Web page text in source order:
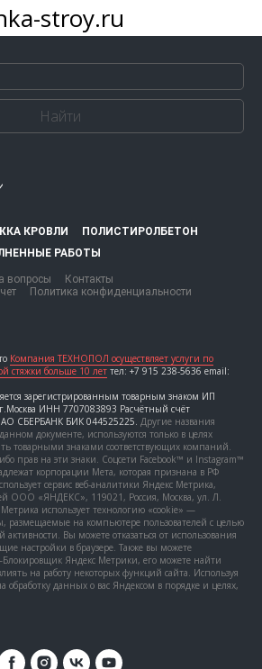
stroy.ru
Найти
КРОВЛИ
ПОЛИСТИРОЛБЕТОН
РАБОТЫ
вопросы
Контакты
Политика конфиденциальности
Компания ТЕХНОПОЛ осуществляет услуги по
стяжки больше 10 лет тел: +7 915 238-5636 email:
зарегистрированным товарным знаком ИП
г.Москва ИНН 7707083893 Расчётный счёт
СБЕРБАНК БИК 044525225. Другие названия
документе, используются только в целях
товарными знаками соответствующих компаний.
прав на эти знаки. Соцсети Facebook™ и Instagram™
корпорации Мета, которая признана в РФ
сервис веб-аналитики Яндекс Метрика,
ООО «ЯНДЕКС», 119021, Россия, Москва, ул. Л.
использует технологию «cookie» —
размещаемые на компьютере пользователей с целью
активности. Вы можете отказаться от использования
настройки в браузере. Также вы можете
Яндекс Метрики, его можете найти
на работу некоторых функций сайта. Используя
обработку данных о вас Яндексом в порядке и целях,